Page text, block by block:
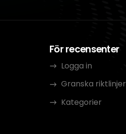
För recensenter
Logga in
Granska riktlinjer
Kategorier